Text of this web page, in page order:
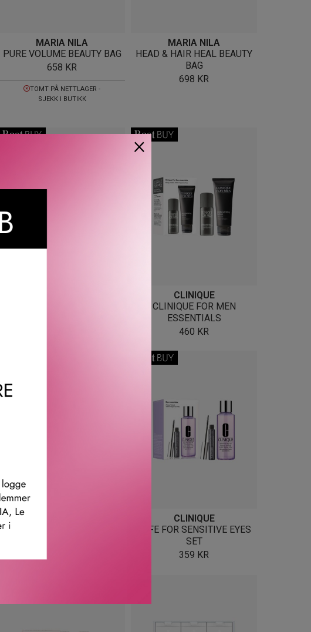
MARIA NILA
PURE VOLUME BEAUTY BAG
658 KR
TOMT PÅ NETTLAGER -
SJEKK I BUTIKK
MARIA NILA
HEAD & HAIR HEAL BEAUTY
BAG
698 KR
CLINIQUE
CLINIQUE FOR MEN
ESSENTIALS
460 KR
DUO DEO DAY CONTROL 48H
CLINIQUE
SAFE FOR SENSITIVE EYES
SET
359 KR
×